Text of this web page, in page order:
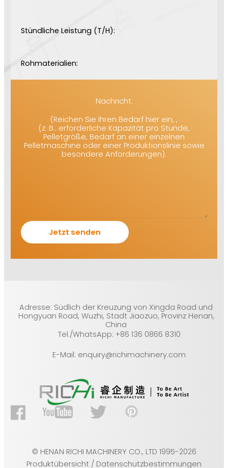
Stündliche Leistung (T/H):
Rohmaterialien:
Nachricht:
(Reichen Sie Ihren Bedarf hier ein, ,
(z. B.: erforderliche Kapazität pro Stunde,
Pelletgröße, Bedarf an einer einzelnen
Pelletmaschine oder einer Produktionslinie sowie
besondere Anforderungen).
Adresse: Südlich der Kreuzung von Xingda Road und
Hongyuan Road, Wuzhi, Stadt Jiaozuo, Provinz Henan,
China
Tel./WhatsApp: +86 136 0866 8310
E-Mail: enquiry@richimachinery.com
© HENAN RICHI MACHINERY CO., LTD 1995-2026
Produktübersicht / Datenschutzbestimmungen